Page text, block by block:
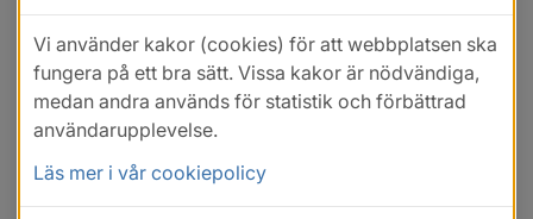
Vi använder kakor (cookies) för att webbplatsen ska
fungera på ett bra sätt. Vissa kakor är nödvändiga,
medan andra används för statistik och förbättrad
användarupplevelse.
Läs mer i vår cookiepolicy